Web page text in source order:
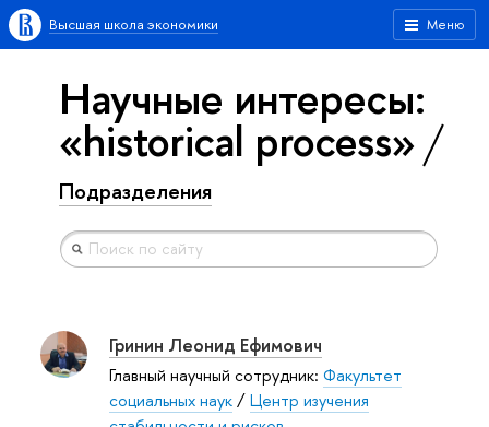
Меню
Высшая школа экономики
Научные интересы:
«historical process»
Подразделения
Гринин Леонид Ефимович
Главный научный сотрудник: Факультет
социальных наук/Центр изучения